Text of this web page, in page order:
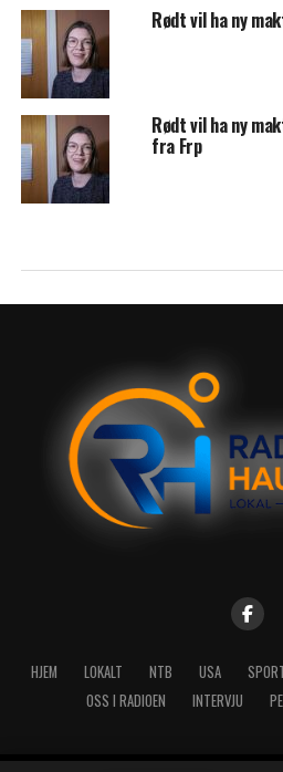
Rødt vil ha ny
Rødt vil ha ny
fra Frp
HJEM LOKALT NTB USA
OSS I RADIOEN
INTERVJU